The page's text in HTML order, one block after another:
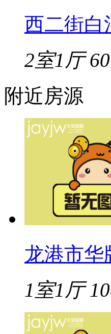
西二街白
2室1厅
附近房源
龙港市华
1室1厅